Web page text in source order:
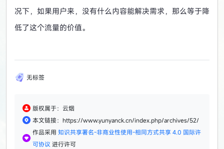
况下，如果用户来，没有什么内容能解决需求，那么等于降
低了这个流量的价值。
无标签
版权属于：云烟
本文链接：https://www.yunyanck.cn/index.php/archives/52/
作品采用 知识共享署名-非商业性使用-相同方式共享 4.0 国际许
可协议 进行许可